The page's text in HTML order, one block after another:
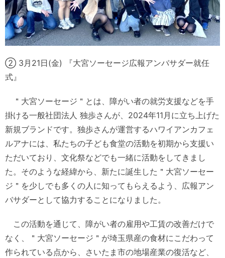
② 3月21日(金) 『大宮ソーセージ広報アンバサダー就任
式』
＂大宮ソーセージ＂とは、障がい者の就労支援などを手
掛ける一般社団法人 独歩さんが、2024年11月に立ち上げた
新規ブランドです。独歩さんが運営するハワイアンカフェ
ルアナには、私たちの子ども食堂の活動を初期から支援い
ただいており、文化祭などでも一緒に活動をしてきまし
た。そのような経緯から、新たに誕生した＂大宮ソーセー
ジ＂を少しでも多くの人に知ってもらえるよう、広報アン
バサダーとして協力することになりました。
この活動を通じて、障がい者の雇用や工賃の改善だけで
なく、＂大宮ソーセージ＂が埼玉県産の食材にこだわって
作られている点から、さいたま市の地場産業の復活など、